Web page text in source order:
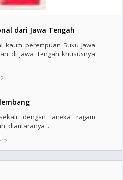
dari Jawa Tengah
kaum perempuan Suku Jawa
di Jawa Tengah khususnya
dengan aneka ragam
diantaranya ..